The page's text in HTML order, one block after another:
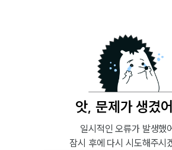
앗, 문제가 생겼
일시적인 오류가 발생했
잠시 후에 다시 시도해주시